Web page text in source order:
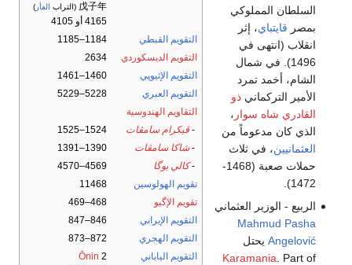
戊子年 (التراب الفأر )
4165 أو 4105
التقويم القبطي
1184–1185
التقويم الديسكوردي
2634
التقويم الإثيوپي
1460–1461
التقويم العبري
5228–5229
التقاويم الهندوسية
- ڤيكرام سامڤات
1524–1525
-شاكا سامڤات
1390–1391
-كالي يوگا
4569–4570
تقويم الهولوسين
11468
تقويم الإگبو
468–469
التقويم الإيراني
846–847
التقويم الهجري
872–873
التقويم الياباني
Ōnin 2
السلطان المملوكي
بمصر قايتباي، إثر
انقلاب (انتهى في
1496). في شمال
الشام، أخمد تمرد
الأمير التركمانيذو
القادري شاه سوار ،
الذي كان مدعوماً من
العثمانيين، في ثلاث
حملات صعبة (1468-
1472).
الربيع - الوزير العثماني
Mahmud Pasha
Angelović يحتل
Karamania . Part of